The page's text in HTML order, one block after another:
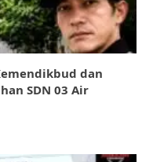
dan
SDN 03 Air